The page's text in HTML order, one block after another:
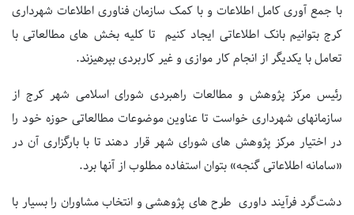
با جمع آوری کامل اطلاعات و با کمک سازمان فناوری اطلاعات شهرداری
کرج بتوانیم بانک اطلاعاتی ایجاد کنیم تا کلیه بخش های مطالعاتی با
تعامل با یکدیگر از انجام کار موازی و غیر کاربردی بپرهیزند.
رئیس مرکز پژوهش و مطالعات راهبردی شورای اسلامی شهر کرج از
سازمانهای شهرداری خواست تا عناوین موضوعات مطالعاتی حوزه خود را
در اختیار مرکز پژوهش های شورای شهر قرار دهند تا با بارگزاری آن در
«سامانه اطلاعاتی گنجه» بتوان استفاده مطلوب از آنها برد.
دشت‌گرد فرآیند داوری طرح های پژوهشی و انتخاب مشاوران را بسیار با